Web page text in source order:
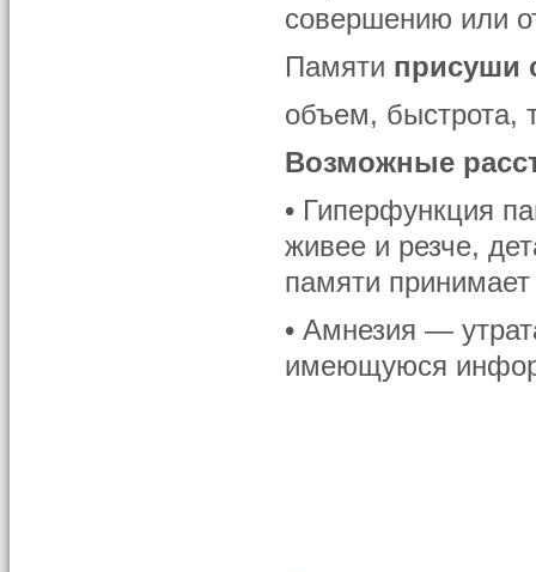
совершению или
Памяти присуши
объем, быстрота,
Возможные
• Гиперфункция
живее и резче,
памяти
• Амнезия —
имеющуюся